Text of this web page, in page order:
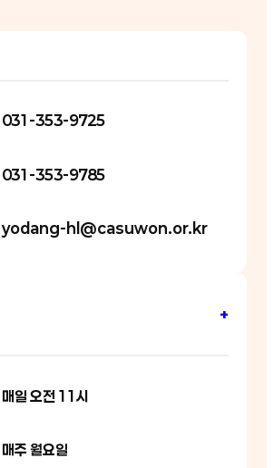
031-353-9725
031-353-9785
yodang-hl@casuwon.or.kr
+
매일 오전 11시
매주 월요일